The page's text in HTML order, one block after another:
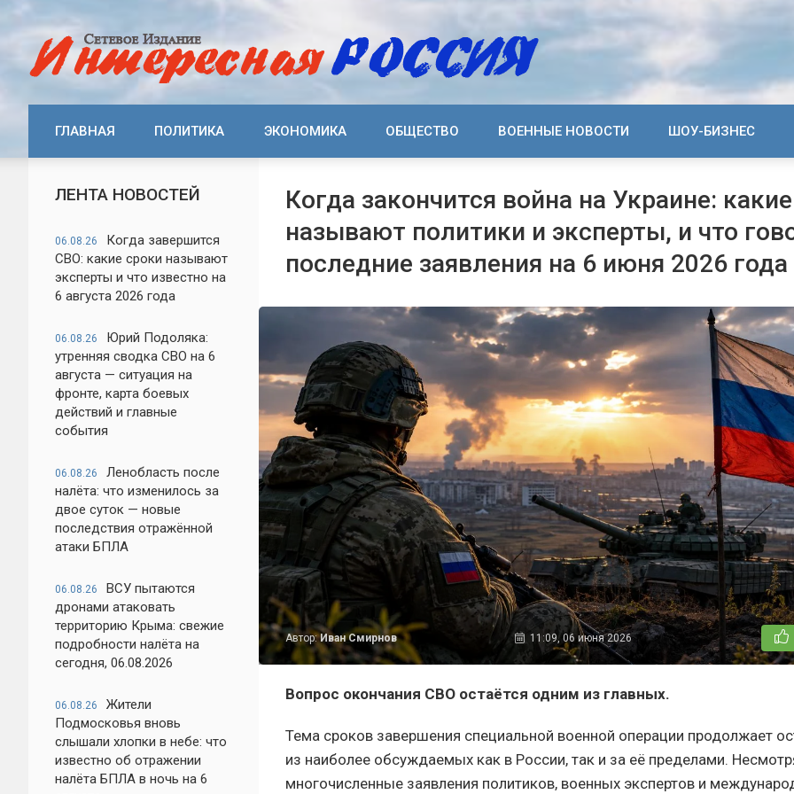
ГЛАВНАЯ ПОЛИТИКА ЭКОНОМИКА ОБЩЕСТВО ВОЕННЫЕ НОВОСТИ ШОУ-БИЗНЕС
ЛЕНТА НОВОСТЕЙ
06.08.26
Когда завершится
СВО: какие сроки называют
эксперты и что известно на
6 августа 2026 года
06.08.26
Юрий Подоляка:
утренняя сводка СВО на 6
августа — ситуация на
фронте, карта боевых
действий и главные
события
06.08.26
Ленобласть после
налёта: что изменилось за
двое суток — новые
последствия отражённой
атаки БПЛА
06.08.26
ВСУ пытаются
дронами атаковать
территорию Крыма: свежие
подробности налёта на
сегодня, 06.08.2026
06.08.26
Жители
Подмосковья вновь
слышали хлопки в небе: что
известно об отражении
налёта БПЛА в ночь на 6
Когда закончится война на Украине:
называют политики и эксперты, и что
последние заявления на 6 июня 2026 года
Автор:Иван Смирнов 11:09, 06 июня 2026
Вопрос окончания СВО остаётся одним из главных.
Тема сроков завершения специальной военной операции продолжает
из наиболее обсуждаемых как в России, так и за её пределами.
многочисленные заявления политиков, военных экспертов и